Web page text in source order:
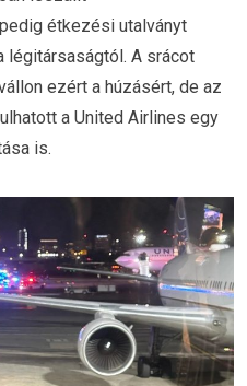
étkezési utalványt
légitársaságtól. A srácot
ezért a húzásért, de az
a United Airlines egy
is.